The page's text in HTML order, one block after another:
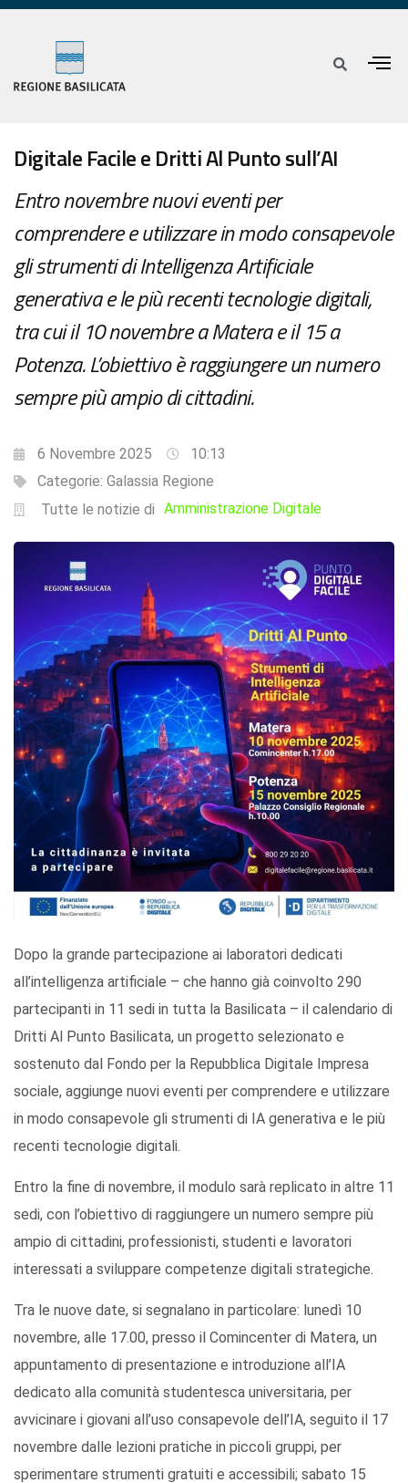
Digitale Facile e Dritti Al Punto sull’AI
Entro novembre nuovi eventi per
comprendere e utilizzare in modo consapevole
gli strumenti di Intelligenza Artificiale
generativa e le più recenti tecnologie digitali,
tra cui il 10 novembre a Matera e il 15 a
Potenza. L’obiettivo è raggiungere un numero
sempre più ampio di cittadini.
6 Novembre 2025
10:13
Categorie: Galassia Regione
Tutte le notizie di Amministrazione Digitale
Dopo la grande partecipazione ai laboratori dedicati
all’intelligenza artificiale – che hanno già coinvolto 290
partecipanti in 11 sedi in tutta la Basilicata – il calendario di
Dritti Al Punto Basilicata, un progetto selezionato e
sostenuto dal Fondo per la Repubblica Digitale Impresa
sociale, aggiunge nuovi eventi per comprendere e utilizzare
in modo consapevole gli strumenti di IA generativa e le più
recenti tecnologie digitali.
Entro la fine di novembre, il modulo sarà replicato in altre 11
sedi, con l’obiettivo di raggiungere un numero sempre più
ampio di cittadini, professionisti, studenti e lavoratori
interessati a sviluppare competenze digitali strategiche.
Tra le nuove date, si segnalano in particolare: lunedì 10
novembre, alle 17.00, presso il Comincenter di Matera, un
appuntamento di presentazione e introduzione all’IA
dedicato alla comunità studentesca universitaria, per
avvicinare i giovani all’uso consapevole dell’IA, seguito il 17
novembre dalle lezioni pratiche in piccoli gruppi, per
sperimentare strumenti gratuiti e accessibili; sabato 15